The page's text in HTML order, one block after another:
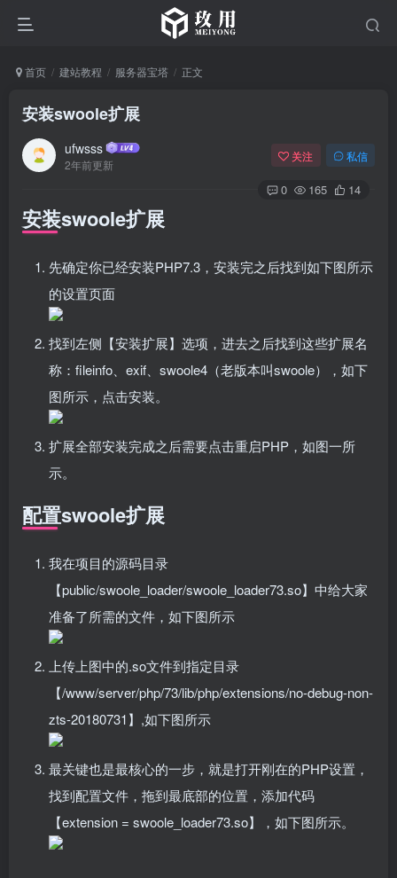
首页 建站教程 服务器宝塔 正文
安装swoole扩展
ufwsss
2年前更新
关注 私信
0 165 14
安装swoole扩展
先确定你已经安装PHP7.3，安装完之后找到如下图所示
的设置页面
找到左侧【安装扩展】选项，进去之后找到这些扩展名
称：fileinfo、exif、swoole4（老版本叫swoole），如下
图所示，点击安装。
扩展全部安装完成之后需要点击重启PHP，如图一所
示。
配置swoole扩展
我在项目的源码目录
【public/swoole_loader/swoole_loader73.so】中给大家
准备了所需的文件，如下图所示
上传上图中的.so文件到指定目录
【/www/server/php/73/lib/php/extensions/no-debug-non-
zts-20180731】,如下图所示
最关键也是最核心的一步，就是打开刚在的PHP设置，
找到配置文件，拖到最底部的位置，添加代码
【extension = swoole_loader73.so】，如下图所示。